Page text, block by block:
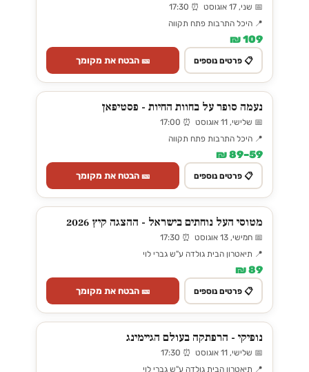
📅 שני, 17 אוגוסט ⏰ 17:30
📍 היכל התרבות פתח תקווה
109 ₪
📋 פרטים נוספים 🎫 הבטח את מקומך
נעמה סופר על בחוות החיות - פסטיפאן
📅 שלישי, 11 אוגוסט ⏰ 17:00
📍 היכל התרבות פתח תקווה
59–89 ₪
📋 פרטים נוספים 🎫 הבטח את מקומך
מטוסי העל נוחתים בישראל - ההצגה קיץ 2026
📅 חמישי, 13 אוגוסט ⏰ 17:30
📍 תיאטרון הבית גולדה ע"ש גברי לוי
89 ₪
📋 פרטים נוספים 🎫 הבטח את מקומך
נופיקי - הרפתקה בעולם הגיימינג
📅 שלישי, 11 אוגוסט ⏰ 17:30
📍 תיאטרון הבית גולדה ע"ש גברי לוי